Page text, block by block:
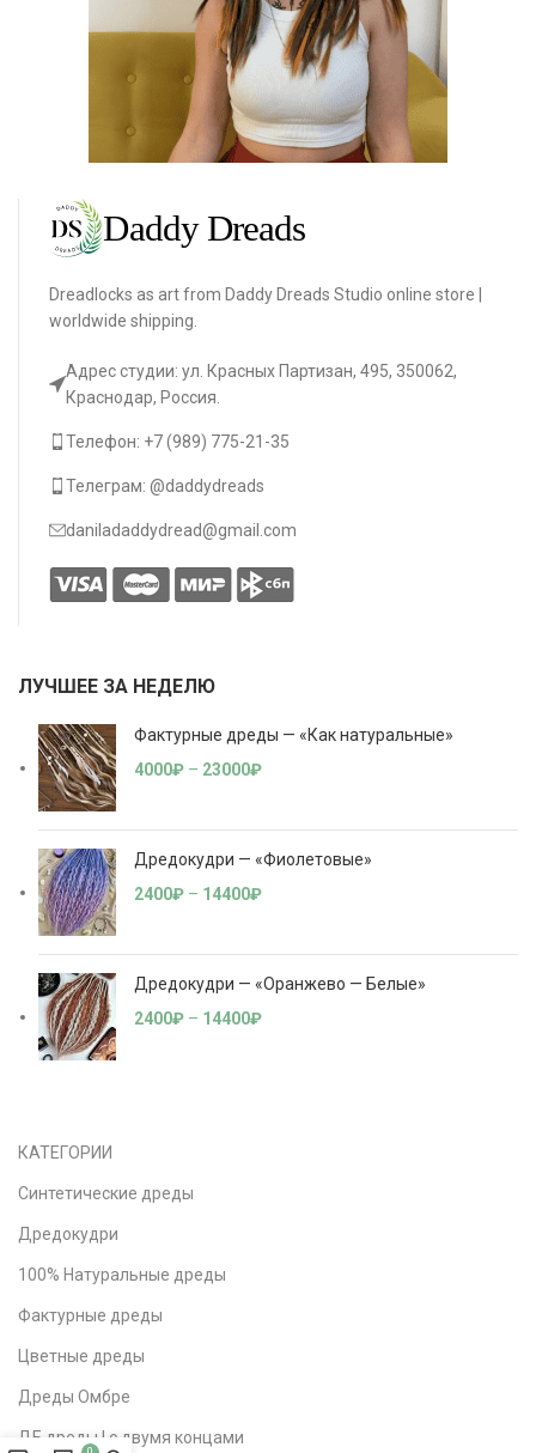
Dreadlocks as art from Daddy Dreads Studio online store |
worldwide shipping.
Адрес студии: ул. Красных Партизан, 495, 350062,
Краснодар, Россия.
Телефон: +7 (989) 775-21-35
Телеграм: @daddydreads
daniladaddydread@gmail.com
ЛУЧШЕЕ ЗА НЕДЕЛЮ
Фактурные дреды — «Как натуральные»
4000₽ – 23000₽
Дредокудри — «Фиолетовые»
2400₽ – 14400₽
Дредокудри — «Оранжево — Белые»
2400₽ – 14400₽
КАТЕГОРИИ
Синтетические дреды
Дредокудри
100% Натуральные дреды
Фактурные дреды
Цветные дреды
Дреды Омбре
ДЕ дреды | с двумя концами